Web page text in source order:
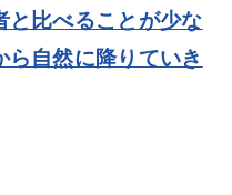
と比べることが少な
ら自然に降りていき